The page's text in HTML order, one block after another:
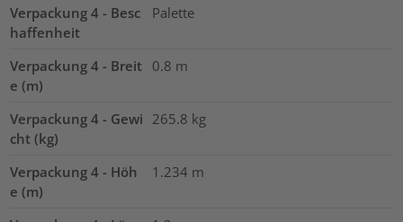
Verpackung 4 - Besc
haffenheit
Palette
Verpackung 4 - Breit
e (m)
0.8 m
Verpackung 4 - Gewi
cht (kg)
265.8 kg
Verpackung 4 - Höh
e (m)
1.234 m